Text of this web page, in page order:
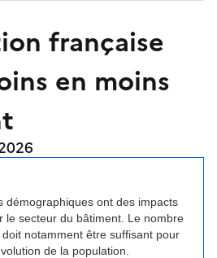
française
en moins
démographiques ont des impacts
le secteur du bâtiment. Le nombre
notamment être suffisant pour
de la population.